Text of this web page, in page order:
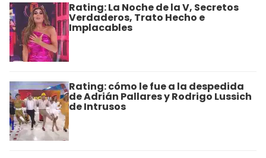
Rating: La Noche de la V, Secretos
Verdaderos, Trato Hecho e
Implacables
Rating: cómo le fue a la despedida
de Adrián Pallares y Rodrigo Lussich
de Intrusos